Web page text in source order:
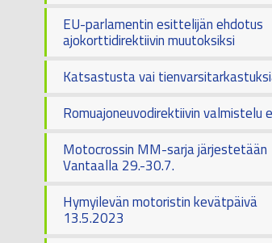
EU-parlamentin esittelijän ehdotus
ajokorttidirektiivin muutoksiksi
Katsastusta vai
Romuajoneuvodirektiivin valmistelu
Motocrossin MM-sarja järjestetään
Vantaalla 29.-30.7.
Hymyilevän motoristin kevätpäivä
13.5.2023